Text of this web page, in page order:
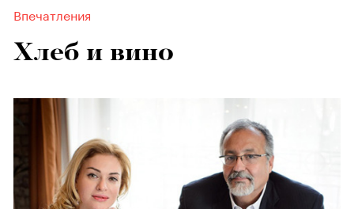
Впечатления
Хлеб и вино